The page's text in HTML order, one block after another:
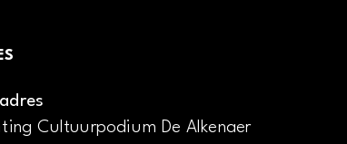
Cultuurpodium De Alkenaer